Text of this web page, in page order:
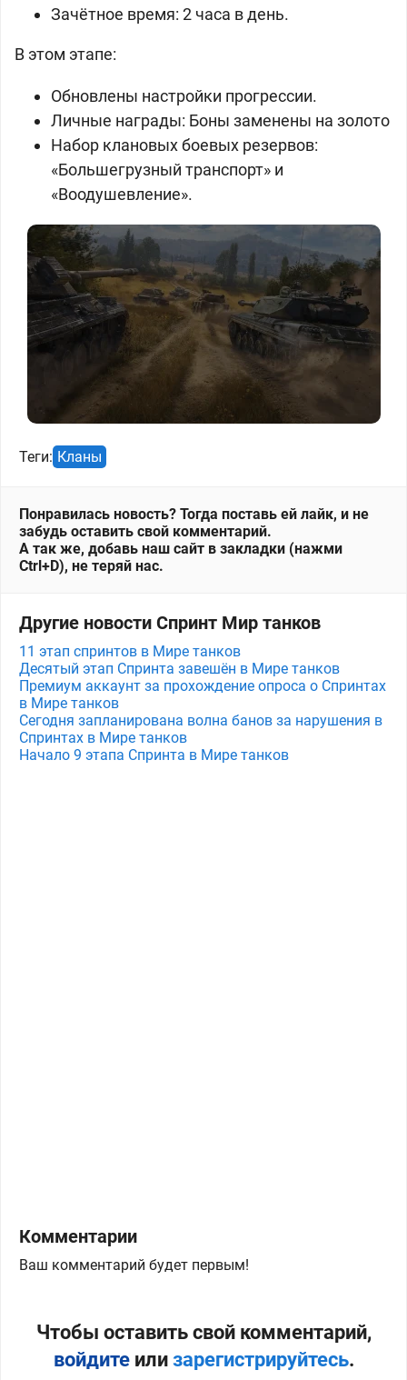
Зачётное время: 2 часа в день.
В этом этапе:
Обновлены настройки прогрессии.
Личные награды: Боны заменены на золото
Набор клановых боевых резервов:
«Большегрузный транспорт» и
«Воодушевление».
Теги: Кланы
Понравилась новость? Тогда поставь ей лайк, и не
забудь оставить свой комментарий.
А так же, добавь наш сайт в закладки (нажми
Ctrl+D), не теряй нас.
Другие новости Спринт Мир танков
11 этап спринтов в Мире танков
Десятый этап Спринта завешён в Мире танков
Премиум аккаунт за прохождение опроса о Спринтах
в Мире танков
Сегодня запланирована волна банов за нарушения в
Спринтах в Мире танков
Начало 9 этапа Спринта в Мире танков
Комментарии
Ваш комментарий будет первым!
Чтобы оставить свой комментарий,
войдитеили зарегистрируйтесь.